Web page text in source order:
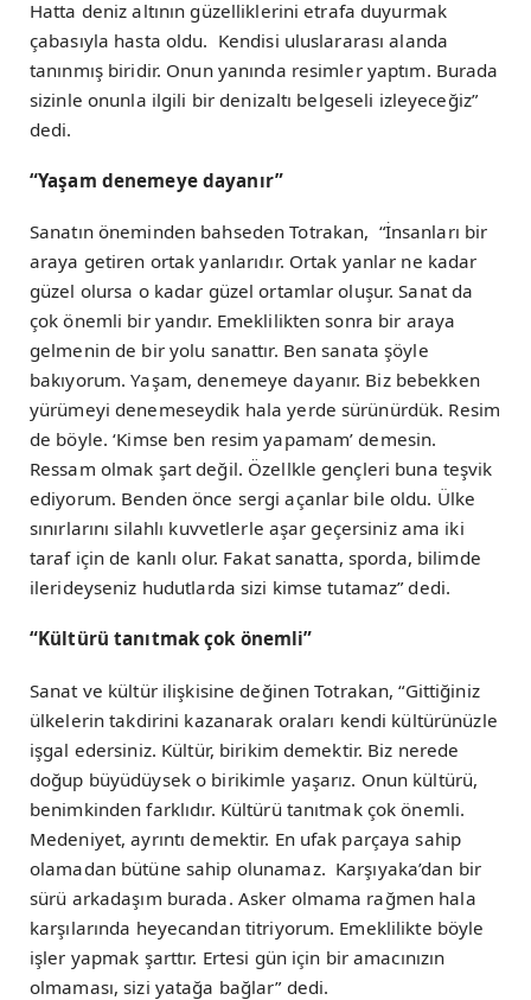
Hatta deniz altının güzelliklerini etrafa duyurmak
çabasıyla hasta oldu. Kendisi uluslararası alanda
tanınmış biridir. Onun yanında resimler yaptım. Burada
sizinle onunla ilgili bir denizaltı belgeseli izleyeceğiz”
dedi.
“Yaşam denemeye dayanır”
Sanatın öneminden bahseden Totrakan, “İnsanları bir
araya getiren ortak yanlarıdır. Ortak yanlar ne kadar
güzel olursa o kadar güzel ortamlar oluşur. Sanat da
çok önemli bir yandır. Emeklilikten sonra bir araya
gelmenin de bir yolu sanattır. Ben sanata şöyle
bakıyorum. Yaşam, denemeye dayanır. Biz bebekken
yürümeyi denemeseydik hala yerde sürünürdük. Resim
de böyle. ‘Kimse ben resim yapamam’ demesin.
Ressam olmak şart değil. Özellkle gençleri buna teşvik
ediyorum. Benden önce sergi açanlar bile oldu. Ülke
sınırlarını silahlı kuvvetlerle aşar geçersiniz ama iki
taraf için de kanlı olur. Fakat sanatta, sporda, bilimde
ilerideyseniz hudutlarda sizi kimse tutamaz” dedi.
“Kültürü tanıtmak çok önemli”
Sanat ve kültür ilişkisine değinen Totrakan, “Gittiğiniz
ülkelerin takdirini kazanarak oraları kendi kültürünüzle
işgal edersiniz. Kültür, birikim demektir. Biz nerede
doğup büyüdüysek o birikimle yaşarız. Onun kültürü,
benimkinden farklıdır. Kültürü tanıtmak çok önemli.
Medeniyet, ayrıntı demektir. En ufak parçaya sahip
olamadan bütüne sahip olunamaz. Karşıyaka’dan bir
sürü arkadaşım burada. Asker olmama rağmen hala
karşılarında heyecandan titriyorum. Emeklilikte böyle
işler yapmak şarttır. Ertesi gün için bir amacınızın
olmaması, sizi yatağa bağlar” dedi.